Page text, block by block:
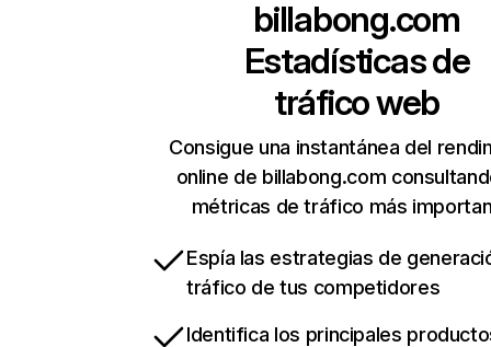
billabong.com
Estadísticas de
tráfico web
Consigue una instantánea del
online de billabong.com
métricas de tráfico más
Espía las estrategias de
tráfico de tus competidores
Identifica los principales